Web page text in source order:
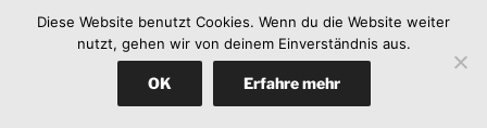
Diese Website benutzt Cookies. Wenn du die Website weiter
nutzt, gehen wir von deinem Einverständnis aus.
OK Erfahre mehr